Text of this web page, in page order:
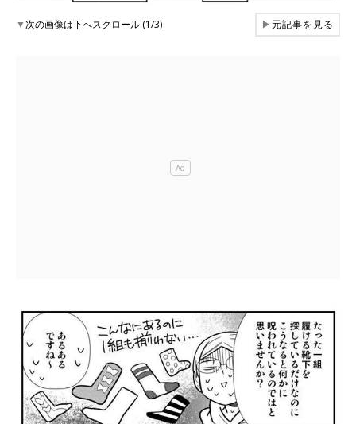
▼次の画像は下へスクロール (1/3) ▶元記事を見る